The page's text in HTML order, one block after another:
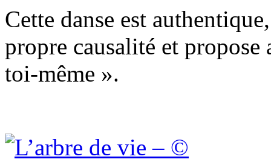
Cette danse est
propre causalité et
toi-même ».